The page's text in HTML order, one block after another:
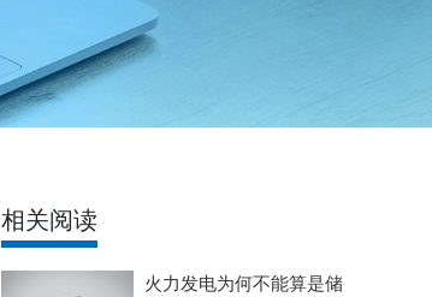
相关阅读
火力发电为何不能算是储